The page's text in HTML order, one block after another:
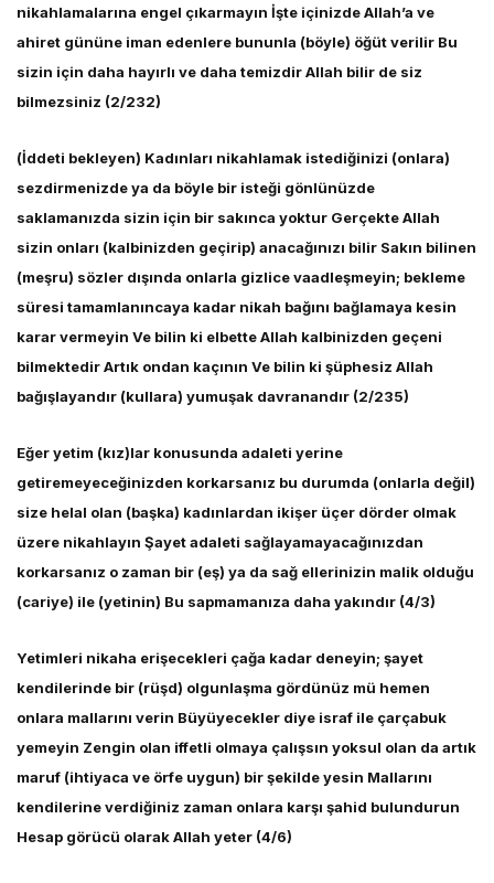
nikahlamalarına engel çıkarmayın İşte içinizde Allah’a ve
ahiret gününe iman edenlere bununla (böyle) öğüt verilir Bu
sizin için daha hayırlı ve daha temizdir Allah bilir de siz
bilmezsiniz (2/232)
(İddeti bekleyen) Kadınları nikahlamak istediğinizi (onlara)
sezdirmenizde ya da böyle bir isteği gönlünüzde
saklamanızda sizin için bir sakınca yoktur Gerçekte Allah
sizin onları (kalbinizden geçirip) anacağınızı bilir Sakın bilinen
(meşru) sözler dışında onlarla gizlice vaadleşmeyin; bekleme
süresi tamamlanıncaya kadar nikah bağını bağlamaya kesin
karar vermeyin Ve bilin ki elbette Allah kalbinizden geçeni
bilmektedir Artık ondan kaçının Ve bilin ki şüphesiz Allah
bağışlayandır (kullara) yumuşak davranandır (2/235)
Eğer yetim (kız)lar konusunda adaleti yerine
getiremeyeceğinizden korkarsanız bu durumda (onlarla değil)
size helal olan (başka) kadınlardan ikişer üçer dörder olmak
üzere nikahlayın Şayet adaleti sağlayamayacağınızdan
korkarsanız o zaman bir (eş) ya da sağ ellerinizin malik olduğu
(cariye) ile (yetinin) Bu sapmamanıza daha yakındır (4/3)
Yetimleri nikaha erişecekleri çağa kadar deneyin; şayet
kendilerinde bir (rüşd) olgunlaşma gördünüz mü hemen
onlara mallarını verin Büyüyecekler diye israf ile çarçabuk
yemeyin Zengin olan iffetli olmaya çalışsın yoksul olan da artık
maruf (ihtiyaca ve örfe uygun) bir şekilde yesin Mallarını
kendilerine verdiğiniz zaman onlara karşı şahid bulundurun
Hesap görücü olarak Allah yeter (4/6)